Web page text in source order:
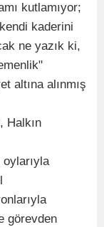
kutlamıyor;
kendi kaderini
ne yazık ki,
altına alınmış
Halkın
oylarıyla
görevden